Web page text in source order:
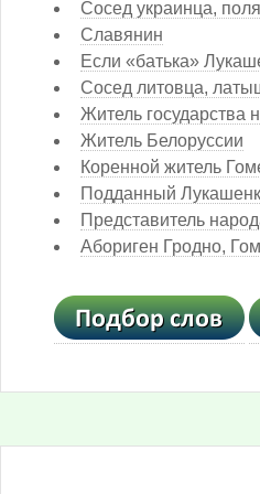
Сосед украинца,
Славянин
Если «батька»
Сосед литовца,
Житель государства
Житель Белоруссии
Коренной житель
Подданный
Представитель
Абориген Гродно,